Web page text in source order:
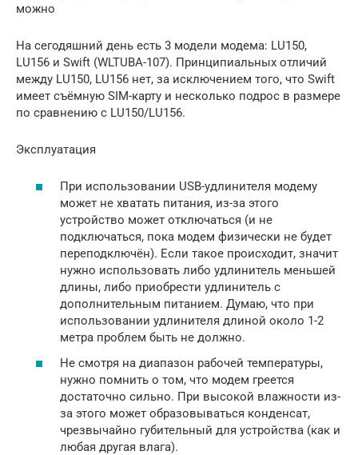
можно
На сегодяшний день есть 3 модели модема: LU150,
LU156 и Swift (WLTUBA-107). Принципиальных отличий
между LU150, LU156 нет, за исключением того, что Swift
имеет съёмную SIM-карту и несколько подрос в размере
по сравнению с LU150/LU156.
Эксплуатация
При использовании USB-удлинителя модему
может не хватать питания, из-за этого
устройство может отключаться (и не
подключаться, пока модем физически не будет
переподключён). Если такое происходит, значит
нужно использовать либо удлинитель меньшей
длины, либо приобрести удлинитель с
дополнительным питанием. Думаю, что при
использовании удлинителя длиной около 1-2
метра проблем быть не должно.
Не смотря на диапазон рабочей температуры,
нужно помнить о том, что модем греется
достаточно сильно. При высокой влажности из-
за этого может образовываться конденсат,
чрезвычайно губительный для устройства (как и
любая другая влага).